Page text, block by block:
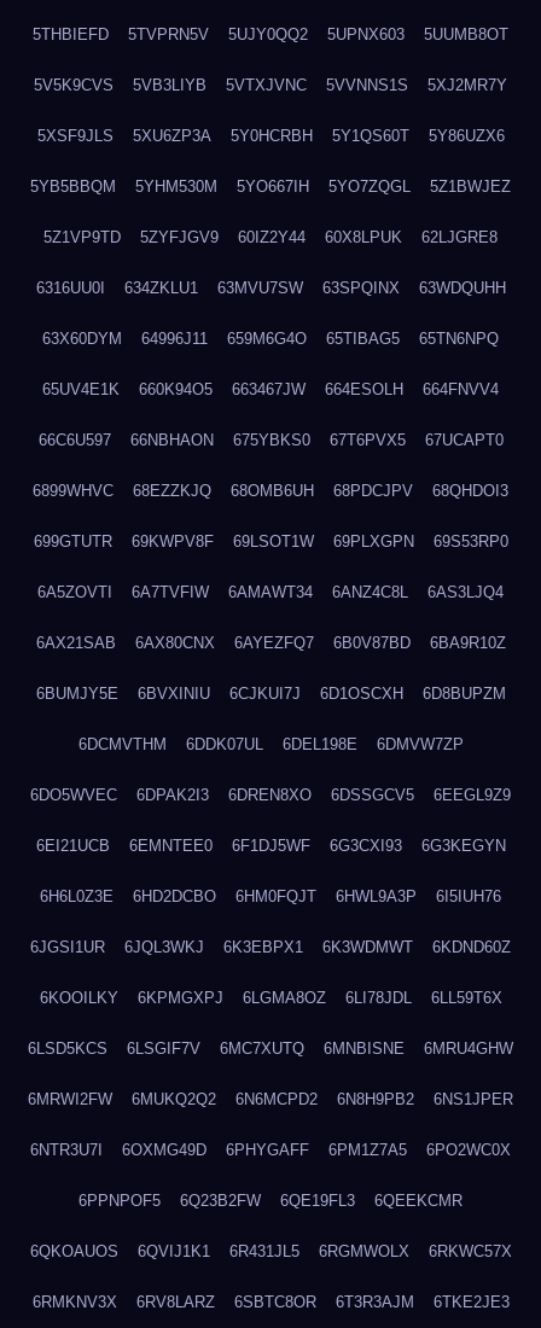
5THBIEFD 5TVPRN5V 5UJY0QQ2 5UPNX603 5UUMB8OT
5V5K9CVS 5VB3LIYB 5VTXJVNC 5VVNNS1S 5XJ2MR7Y
5XSF9JLS 5XU6ZP3A 5Y0HCRBH 5Y1QS60T 5Y86UZX6
5YB5BBQM 5YHM530M 5YO667IH 5YO7ZQGL 5Z1BWJEZ
5Z1VP9TD 5ZYFJGV9 60IZ2Y44 60X8LPUK 62LJGRE8
6316UU0I 634ZKLU1 63MVU7SW 63SPQINX 63WDQUHH
63X60DYM 64996J11 659M6G4O 65TIBAG5 65TN6NPQ
65UV4E1K 660K94O5 663467JW 664ESOLH 664FNVV4
66C6U597 66NBHAON 675YBKS0 67T6PVX5 67UCAPT0
6899WHVC 68EZZKJQ 68OMB6UH 68PDCJPV 68QHDOI3
699GTUTR 69KWPV8F 69LSOT1W 69PLXGPN 69S53RP0
6A5ZOVTI 6A7TVFIW 6AMAWT34 6ANZ4C8L 6AS3LJQ4
6AX21SAB 6AX80CNX 6AYEZFQ7 6B0V87BD 6BA9R10Z
6BUMJY5E 6BVXINIU 6CJKUI7J 6D1OSCXH 6D8BUPZM
6DCMVTHM 6DDK07UL 6DEL198E 6DMVW7ZP
6DO5WVEC 6DPAK2I3 6DREN8XO 6DSSGCV5 6EEGL9Z9
6EI21UCB 6EMNTEE0 6F1DJ5WF 6G3CXI93 6G3KEGYN
6H6L0Z3E 6HD2DCBO 6HM0FQJT 6HWL9A3P 6I5IUH76
6JGSI1UR 6JQL3WKJ 6K3EBPX1 6K3WDMWT 6KDND60Z
6KOOILKY 6KPMGXPJ 6LGMA8OZ 6LI78JDL 6LL59T6X
6LSD5KCS 6LSGIF7V 6MC7XUTQ 6MNBISNE 6MRU4GHW
6MRWI2FW 6MUKQ2Q2 6N6MCPD2 6N8H9PB2 6NS1JPER
6NTR3U7I 6OXMG49D 6PHYGAFF 6PM1Z7A5 6PO2WC0X
6PPNPOF5 6Q23B2FW 6QE19FL3 6QEEKCMR
6QKOAUOS 6QVIJ1K1 6R431JL5 6RGMWOLX 6RKWC57X
6RMKNV3X 6RV8LARZ 6SBTC8OR 6T3R3AJM 6TKE2JE3